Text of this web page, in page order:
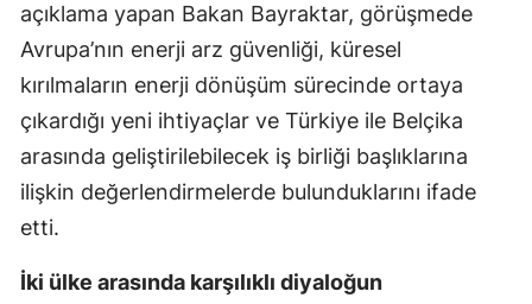
açıklama yapan Bakan Bayraktar, görüşmede
Avrupa’nın enerji arz güvenliği, küresel
kırılmaların enerji dönüşüm sürecinde ortaya
çıkardığı yeni ihtiyaçlar ve Türkiye ile Belçika
arasında geliştirilebilecek iş birliği başlıklarına
ilişkin değerlendirmelerde bulunduklarını ifade
etti.
İki ülke arasında karşılıklı diyaloğun